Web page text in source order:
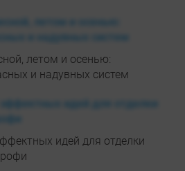
летом и осенью:
и надувных систем
идей для отделки